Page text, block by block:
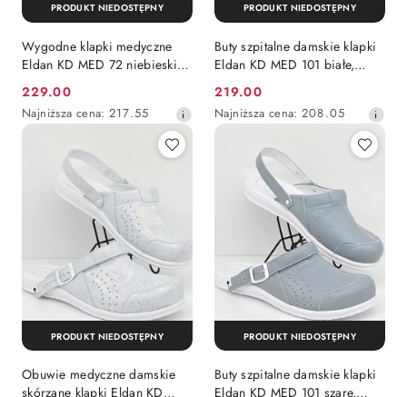
Wygodne klapki medyczne
Eldan KD MED 72 niebieskie,
Cena
promocyjna:
229.00
Najniższa
cena
Najniższa cena: 217.55
PRODUKT NIEDOSTĘPNY
Buty szpitalne damskie klapki
Eldan KD MED 101 białe,
Cena
promocyjna:
219.00
Najniższa
cena
Najniższa cena: 208.05
PRODUKT NIEDOSTĘPNY
Obuwie medyczne damskie
skórzane klapki Eldan KD
PRODUKT NIEDOSTĘPNY
Buty szpitalne damskie klapki
Eldan KD MED 101 szare,
PRODUKT NIEDOSTĘPNY